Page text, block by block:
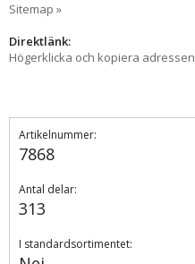
Sitemap »
Direktlänk:
Högerklicka och kopiera adressen
Artikelnummer:
7868
Antal delar:
313
I standardsortimentet: